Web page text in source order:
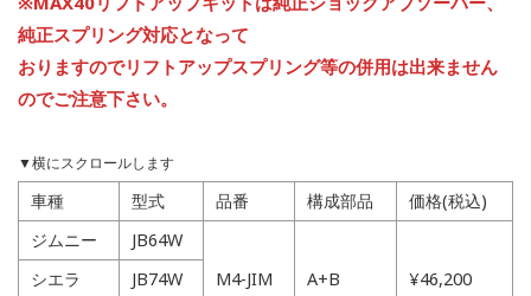
純正スプリング対応となって
おりますのでリフトアップスプリング等の併用は出来ません
のでご注意下さい。
車種 型式 品番 構成部品
価格(税込)
ジムニー
JB64W
M4-JIM
A+B ¥46,200
シエラ
JB74W